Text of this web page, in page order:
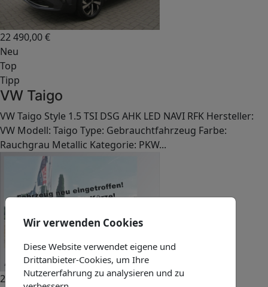
22 490,00€
Neu
Top
Tipp
VW Taigo
VW Taigo Style 1.5 TSI DSG AHK LED NAVI RFK Hersteller:
VW Modell: Taigo Type: Gebrauchtfahrzeug Farbe:
Rauchgrau Metallic Kategorie: PKW...
21 890,00€
Wir verwenden Cookies
Diese Website verwendet eigene und
Drittanbieter-Cookies, um Ihre
Nutzererfahrung zu analysieren und zu